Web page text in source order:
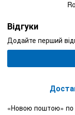
Відгуки
Додайте перший
«Новою поштою» по